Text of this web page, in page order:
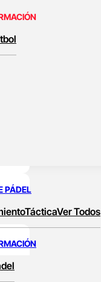
PÁDEL
TácticaVer Todos